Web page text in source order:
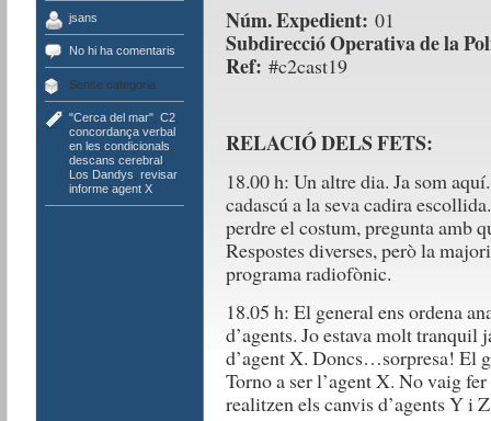
jsans
No hi ha comentaris
Sense categoria
"Cerca del mar", C2,
concordança verbal
en les condicionals
descans cerebral,
Los Dandys revisar
informe agent X
Núm. Expedient: 01
Subdirecció Operativa de la
Ref: #c2cast19
RELACIÓ DELS FETS:
18.00 h: Un altre dia. Ja som
cadascú a la seva cadira
perdre el costum, pregunta amb
Respostes diverses, però la
programa radiofònic.
18.05 h: El general ens ordena
d’agents. Jo estava molt tranquil
d’agent X. Doncs…sorpresa! El
Torno a ser l’agent X. No vaig
realitzen els canvis d’agents Y i